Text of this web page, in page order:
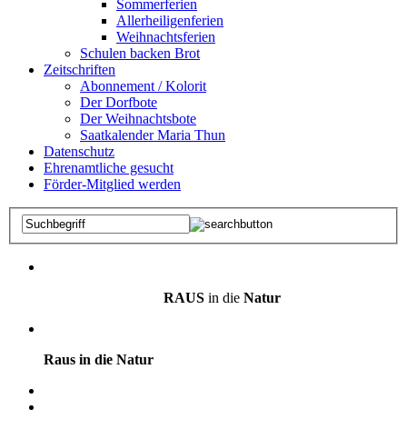
Sommerferien
Allerheiligenferien
Weihnachtsferien
Schulen backen Brot
Zeitschriften
Abonnement / Kolorit
Der Dorfbote
Der Weihnachtsbote
Saatkalender Maria Thun
Datenschutz
Ehrenamtliche gesucht
Förder-Mitglied werden
RAUSin die Natur
Raus in die Natur